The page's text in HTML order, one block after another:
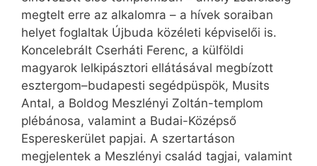
megtelt erre az alkalomra – a hívek soraiban
helyet foglaltak Újbuda közéleti képviselői is.
Koncelebrált Cserháti Ferenc, a külföldi
magyarok lelkipásztori ellátásával megbízott
esztergom–budapesti segédpüspök, Musits
Antal, a Boldog Meszlényi Zoltán-templom
plébánosa, valamint a Budai-Középső
Espereskerület papjai. A szertartáson
megjelentek a Meszlényi család tagjai, valamint